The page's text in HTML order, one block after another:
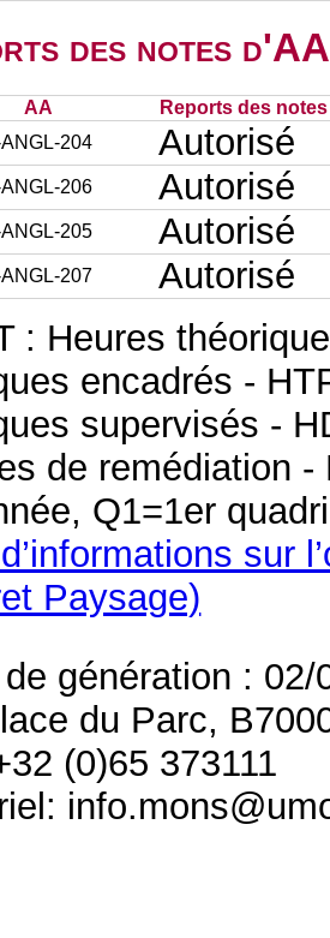
des notes
AA
Reports des
204
Autorisé
206 Autorisé
205 Autorisé
207
Autorisé
: Heures
encadrés -
supervisés -
de remédiation
Q1=1er
sur
Paysage)
génération : 02/
du Parc,
(0)65 373111